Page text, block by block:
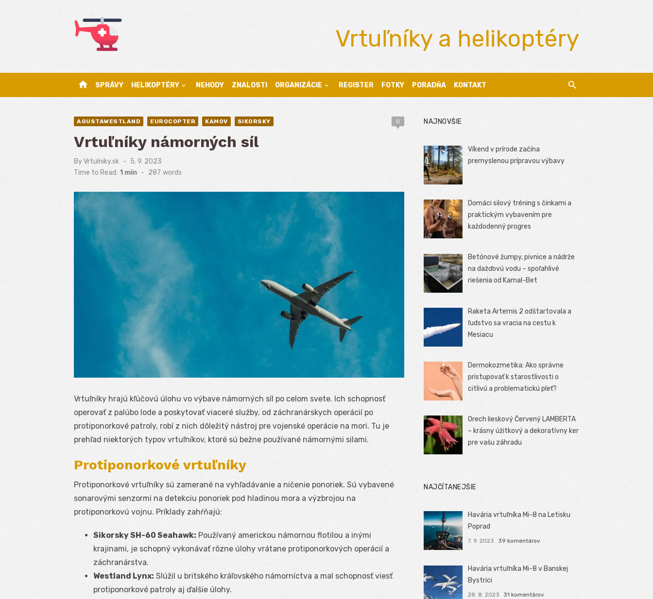
Vrtuľníky a helikoptéry
home SPRÁVY HELIKOPTÉRY NEHODY ZNALOSTI ORGANIZÁCIE REGISTER FOTKY PORADŇA KONTAKT
AGUSTAWESTLAND EUROCOPTER KAMOV SIKORSKY 0
Vrtuľníky námorných síl
ByVrtulniky.sk
Posted
on
5. 9. 2023
Time to Read: 1 min - 287 words
Vrtuľníky hrajú kľúčovú úlohu vo výbave námorných síl po celom svete. Ich schopnosť
operovať z palúbo lode a poskytovať viaceré služby, od záchranárskych operácií po
protiponorkové patroly, robí z nich dôležitý nástroj pre vojenské operácie na mori. Tu je
prehľad niektorých typov vrtuľníkov, ktoré sú bežne používané námornými silami.
Protiponorkové vrtuľníky
Protiponorkové vrtuľníky sú zamerané na vyhľadávanie a ničenie ponoriek. Sú vybavené
sonarovými senzormi na detekciu ponoriek pod hladinou mora a výzbrojou na
protiponorkovú vojnu. Príklady zahŕňajú:
Sikorsky SH-60 Seahawk: Používaný americkou námornou flotilou a inými
krajinami, je schopný vykonávať rôzne úlohy vrátane protiponorkových operácií a
záchranárstva.
Westland Lynx: Slúžil u britského kráľovského námorníctva a mal schopnosť viesť
protiponorkové patroly aj ďalšie úlohy.
NAJNOVŠIE
Víkend v prírode začína
premyslenou prípravou výbavy
Domáci silový tréning s činkami a
praktickým vybavením pre
každodenný progres
Betónové žumpy, pivnice a nádrže
na dažďovú vodu – spoľahlivé
riešenia od Kamal-Bet
Raketa Artemis 2 odštartovala a
ľudstvo sa vracia na cestu k
Mesiacu
Dermokozmetika: Ako správne
pristupovať k starostlivosti o
citlivú a problematickú pleť?
Orech lieskový Červený LAMBERTA
– krásny úžitkový a dekoratívny ker
pre vašu záhradu
NAJČÍTANEJŠIE
Havária vrtuľníka Mi-8 na Letisku
Poprad
7. 9. 2023 39 komentárov
Havária vrtuľníka Mi-8 v Banskej
Bystrici
28. 8. 2023 31 komentárov